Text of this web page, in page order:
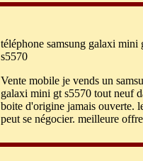
téléphone samsung galaxi mini
s5570
Vente mobile je vends un
galaxi mini gt s5570 tout neuf
boite d'origine jamais ouverte.
peut se négocier. meilleure offre